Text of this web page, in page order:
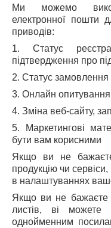
Ми можемо
електронної пошти
приводів:
1. Статус
підтвердження про
2. Статус
3. Онлайн
4. Зміна веб-сайту,
5. Маркетингові
бути вам корисними
Якщо ви не
продукцію чи сервіси,
в налаштуваннях
Якщо ви не бажаєте
листів, ві можете
однойменним